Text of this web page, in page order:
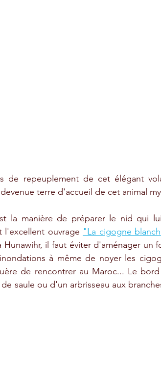
de repeuplement de cet élégant
terre d'accueil de cet animal
la manière de préparer le nid qui
l'excellent ouvrage "La cigogne
Hunawihr, il faut éviter d'aménager un
à même de noyer les
de rencontrer au Maroc... Le
saule ou d'un arbrisseau aux